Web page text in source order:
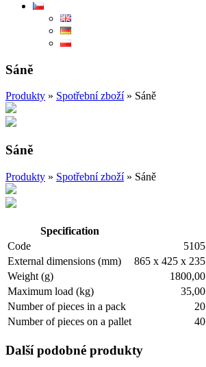
Sáně
Produkty » Spotřební zboží» Sáně
Sáně
Produkty » Spotřební zboží» Sáně
Specification
Code
5105
External dimensions (mm)
865 x 425 x 235
Weight (g)
1800,00
Maximum load (kg)
35,00
Number of pieces in a pack
20
Number of pieces on a pallet
40
Další podobné produkty